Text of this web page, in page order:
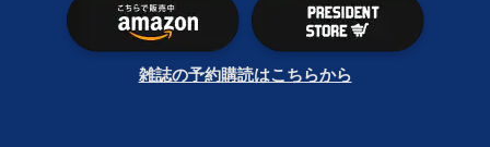
雑誌の予約購読はこちらから